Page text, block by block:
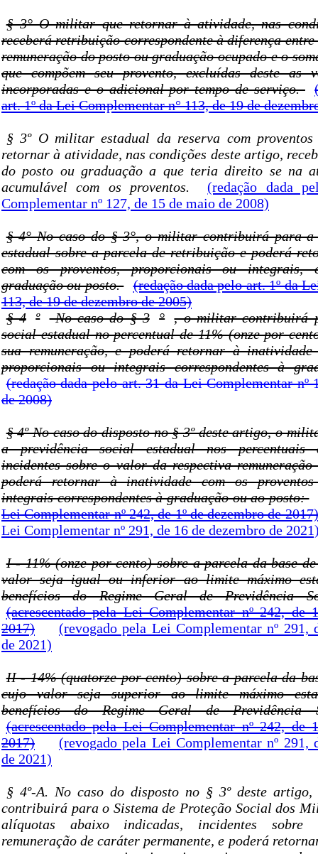
§ 3° O militar que retornar à atividade, nas
receberá retribuição correspondente à diferença
remuneração do posto ou graduação ocupado e o
que compõem seu provento, excluídas deste as
incorporadas e o adicional por tempo de serviço.
art. 1º da Lei Complementar n° 113, de 19 de
§ 3º O militar estadual da reserva com proventos
retornar à atividade, nas condições deste artigo,
do posto ou graduação a que teria direito se na
acumulável com os proventos.
(redação dada
Complementar nº 127, de 15 de maio de 2008)
§ 4° No caso do § 3°, o militar contribuirá para a
estadual sobre a parcela de retribuição e poderá
com os proventos, proporcionais ou integrais,
graduação ou posto.
(redação dada pelo art. 1º da
113, de 19 de dezembro de 2005)
§ 4
º No caso do § 3 °
, o militar contribuirá
social estadual no percentual de 11% (onze por
sua remuneração, e poderá retornar à inatividade
proporcionais ou integrais correspondentes à
(redação dada pelo art. 31 da Lei Complementar nº
de 2008)
§ 4º No caso do disposto no § 3º deste artigo, o
a previdência social estadual nos percentuais
incidentes sobre o valor da respectiva
poderá retornar à inatividade com os
integrais correspondentes à graduação ou ao posto:
Lei Complementar nº 242, de 1º de dezembro de 2017)
Lei Complementar nº 291, de 16 de dezembro de
I - 11% (onze por cento) sobre a parcela da base
valor seja igual ou inferior ao limite máximo
benefícios do Regime Geral de Previdência
(acrescentado pela Lei Complementar nº 242, de
2017)
(revogado pela Lei Complementar nº 291,
de 2021)
II - 14% (quatorze por cento) sobre a parcela da
cujo valor seja superior ao limite máximo
benefícios do Regime Geral de Previdência
(acrescentado pela Lei Complementar nº 242, de
2017)
(revogado pela Lei Complementar nº 291,
de 2021)
§ 4º-A. No caso do disposto no § 3º deste
contribuirá para o Sistema de Proteção Social dos
alíquotas abaixo indicadas, incidentes
remuneração de caráter permanente, e poderá